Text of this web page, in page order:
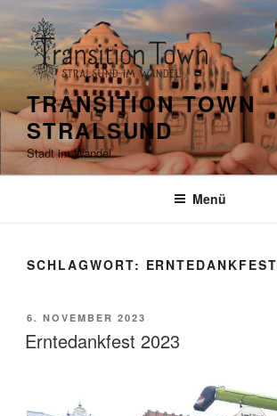
Inhalt
springen
TRANSITION TOWN
STRALSUND
Stadt im Wandel
Menü
SCHLAGWORT: ERNTEDANKFEST
VERÖFFENTLICHT
AM
6. NOVEMBER 2023
Erntedankfest 2023